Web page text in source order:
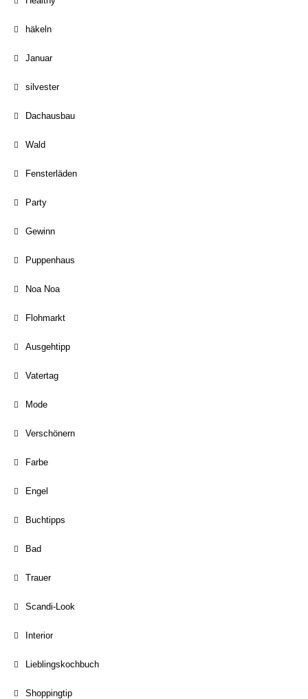
häkeln
Januar
silvester
Dachausbau
Wald
Fensterläden
Party
Gewinn
Puppenhaus
Noa Noa
Flohmarkt
Ausgehtipp
Vatertag
Mode
Verschönern
Farbe
Engel
Buchtipps
Bad
Trauer
Scandi-Look
Interior
Lieblingskochbuch
Shoppingtip